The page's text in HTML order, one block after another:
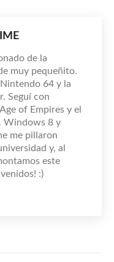
de la
muy pequeñito.
64 y la
Seguí con
of Empires y el
Windows 8 y
me pillaron
y, al
este
:)